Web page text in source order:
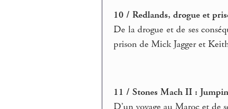
10 / Redlands, drogue et
De la drogue et de ses
prison de Mick Jagger et
11 / Stones Mach II :